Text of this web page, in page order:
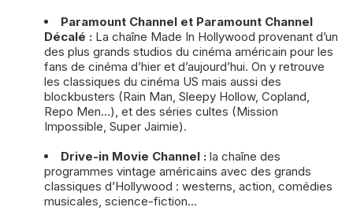
Paramount Channel et Paramount Channel
Décalé : La chaîne Made In Hollywood provenant d’un
des plus grands studios du cinéma américain pour les
fans de cinéma d’hier et d’aujourd’hui. On y retrouve
les classiques du cinéma US mais aussi des
blockbusters (Rain Man, Sleepy Hollow, Copland,
Repo Men…), et des séries cultes (Mission
Impossible, Super Jaimie).
Drive-in Movie Channel : la chaîne des
programmes vintage américains avec des grands
classiques d’Hollywood : westerns, action, comédies
musicales, science-fiction...